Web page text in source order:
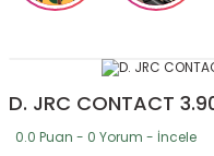
D. JRC CONTACT
0.0 Puan - 0 Yorum - İncele